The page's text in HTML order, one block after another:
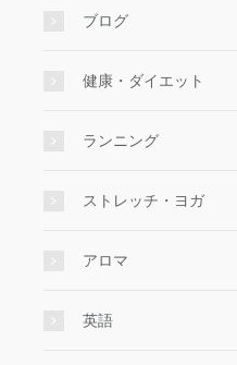
ブログ
健康・ダイエット
ランニング
ストレッチ・ヨガ
アロマ
英語